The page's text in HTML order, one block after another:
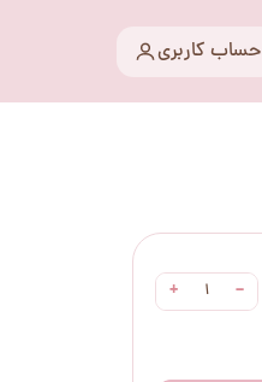
حساب کاربری
−
+